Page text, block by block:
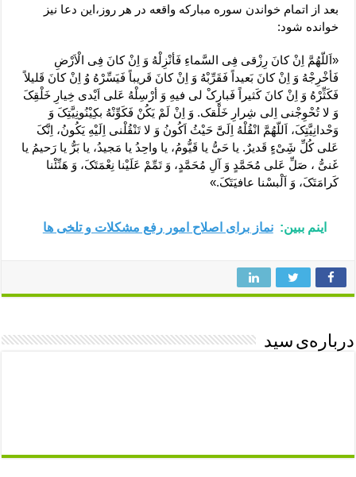
بعد از اتمام خواندن سوره مبارکه واقعه در هر روز،این دعا نیز
خوانده شود:
«اَللّهُمَّ اِنْ کانَ رِزْقی فِی السَّماءِ فَأنْزِلْهُ وَ اِنْ کانَ فِی الْاَرْضِ
فَأخْرِجْهُ وَ اِنْ کانَ بَعیداً فَقَرِّبْهُ وَ اِنْ کانَ قَریباً فَیَسِّرْهُ وُ اِنْ کانَ قَلیلاً
فَکَثِّرْهُ وَ اِنْ کانَ کَثیراً فَبارِکْ لی فیهِ وَ أرْسِلْهُ عَلی اَیْدی خِیارِ خَلْقِکَ
وَ لا تُحْوِجْنی اِلی شِرارِ خَلْقک. وَ اِنْ لَمْ یَکُنْ فَکَوِّنْهُ بکِیْنُونِیَّتِکَ وَ
وَحْدانِیَّتِکَ، اَللّهُمَّ انْقُلْهُ اِلَیََّ حَیْثُ اَکُونُ وَ لا تَنْقُلْنی اِلَیْهِ یَکُونُ، اِنَّکَ
عَلی کُلِّ شَِیْءٍ قَدیرٌ. یا حَیُّ یا قَیُّومُ، یا واحِدُ یا مَجیدُ، یا بَرُّ یا رَحیمُ یا
غَنیُّ ، صَلِّ عَلی مُحَمَّدٍ وَ آلِ مُحَمَّدٍ، وَ تَمِّمْ عَلَیْنا نِعْمَتَکَ، وَ هَنِّئْنا
کَرامَتَکَ، وَ اَلْبسْنا عافیَتَکَ.»
اینم ببین: نماز برای اصلاح امور رفع مشکلات و تلخی ها
درباره‌ی سید